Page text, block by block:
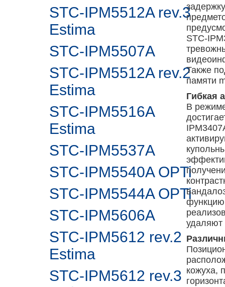
STC-IPM5512A rev.3
Estima
STC-IPM5507A
STC-IPM5512A rev.2
Estima
STC-IPM5516A
Estima
STC-IPM5537A
STC-IPM5540A OPTi
STC-IPM5544A OPTi
STC-IPM5606A
STC-IPM5612 rev.2
Estima
STC-IPM5612 rev.3
STC-
Также
памяти
Гибкая
В
удаляют
кожуха,